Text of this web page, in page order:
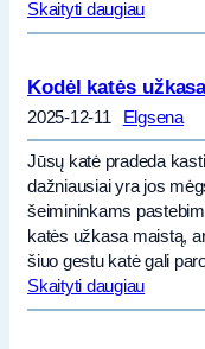
Skaityti daugiau
Kodėl katės
2025-12-11 Elgsena
Jūsų katė pradeda
dažniausiai yra jos
šeimininkams
katės užkasa maistą,
šiuo gestu katė gali
Skaityti daugiau